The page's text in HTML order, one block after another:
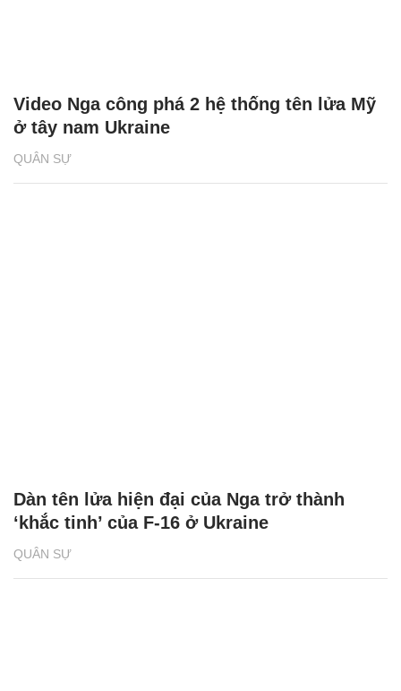
QUÂN SỰ
Video Nga công phá 2 hệ thống tên lửa Mỹ
ở tây nam Ukraine
QUÂN SỰ
Dàn tên lửa hiện đại của Nga trở thành
‘khắc tinh’ của F-16 ở Ukraine